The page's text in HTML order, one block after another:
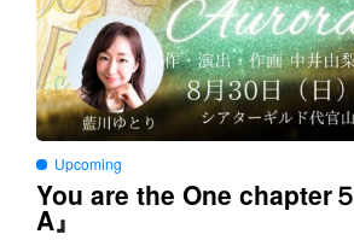
Upcoming
You are the One chapter５
A』